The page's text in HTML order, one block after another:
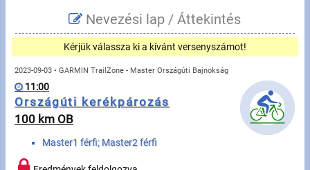
Adatvédelem
Üzenetek
Sportolók
Sportoló keresés
Nevezési lap / Áttekintés
Kérjük válassza ki a kívánt versenyszámot!
2023-09-03 • GARMIN TrailZone - Master Országúti Bajnokság
11:00
Országúti kerékpározás
100 km OB
Master1 férfi; Master2 férfi